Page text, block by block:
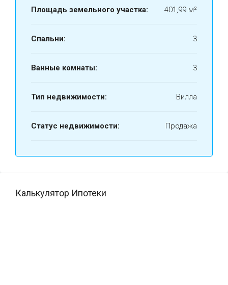
Площадь земельного участка: 401,99 м²
Спальни: 3
Ванные комнаты: 3
Тип недвижимости: Вилла
Статус недвижимости: Продажа
Калькулятор Ипотеки